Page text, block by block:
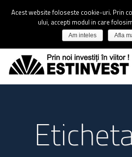
Acest website foloseste cookie-uri. Prin
ului, accepti modul in care
Am inteles Afla